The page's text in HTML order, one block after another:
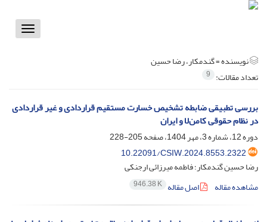
Toggle
نویسنده =گندمکار، رضا حسین
تعداد مقالات: 9
بررسی تطبیقی ضابطه تشخیص خسارت مستقیم قراردادی و غیر قراردادی
در نظام حقوقی کامن‌لا و ایران
دوره 12، شماره 3، مهر 1404، صفحه
205-228
10.22091/CSIW.2024.8553.2322
رضا حسین گندمکار؛ فاطمه میرزائی ارجنکی
مشاهده مقاله
اصل مقاله 946.38 K